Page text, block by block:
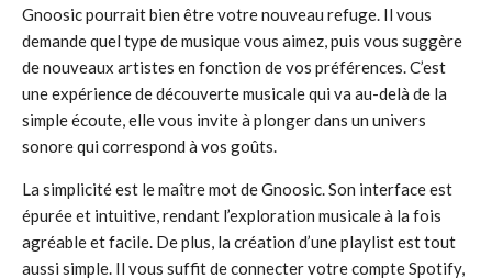
Gnoosic pourrait bien être votre nouveau refuge. Il vous
demande quel type de musique vous aimez, puis vous suggère
de nouveaux artistes en fonction de vos préférences. C’est
une expérience de découverte musicale qui va au-delà de la
simple écoute, elle vous invite à plonger dans un univers
sonore qui correspond à vos goûts.
La simplicité est le maître mot de Gnoosic. Son interface est
épurée et intuitive, rendant l’exploration musicale à la fois
agréable et facile. De plus, la création d’une playlist est tout
aussi simple. Il vous suffit de connecter votre compte Spotify,